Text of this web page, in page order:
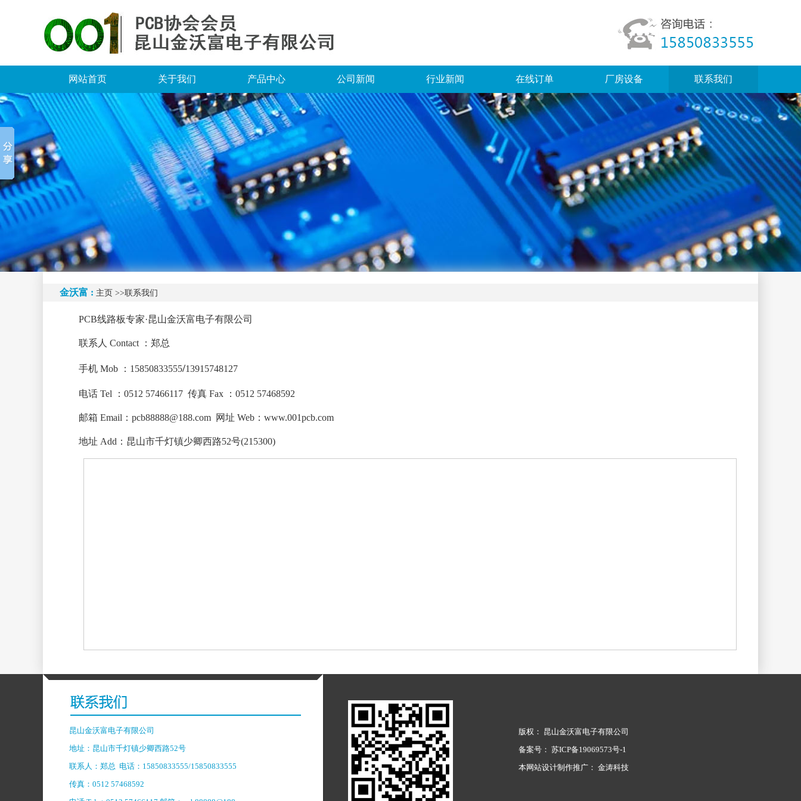
网站首页 关于我们 产品中心 公司新闻 行业新闻 在线订单 厂房设备 联系我们
金沃富 : 主页 >>联系我们
PCB线路板专家·昆山金沃富电子有限公司
联系人 Contact ：郑总
手机 Mob ：15850833555/13915748127
电话 Tel ：0512 57466117 传真 Fax ：0512 57468592
邮箱 Email：pcb88888@188.com 网址 Web：www.001pcb.com
地址 Add：昆山市千灯镇少卿西路52号(215300)
昆山金沃富电子有限公司
地址：昆山市千灯镇少卿西路52号
联系人：郑总 电话：15850833555/15850833555
传真：0512 57468592
版权： 昆山金沃富电子有限公司
备案号： 苏ICP备19069573号-1
本网站设计制作推广： 金涛科技